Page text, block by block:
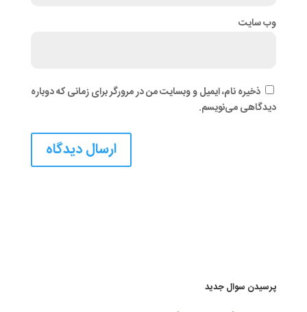
وب‌ سایت
ذخیره نام، ایمیل و وبسایت من در مرورگر برای زمانی که دوباره
دیدگاهی می‌نویسم.
پرسیدن سوال جدید